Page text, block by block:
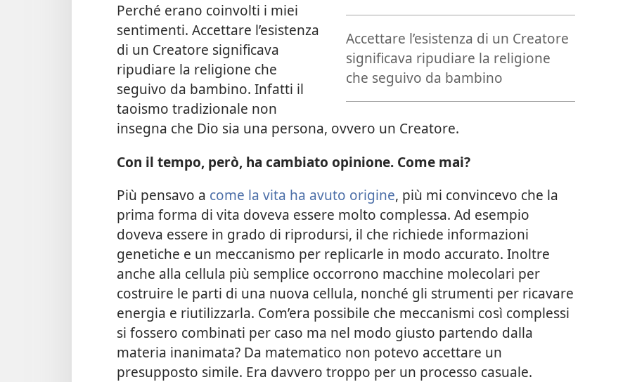
Accettare l’esistenza di un Creatore
significava ripudiare la religione
che seguivo da bambino
Perché erano coinvolti i miei
sentimenti. Accettare l’esistenza
di un Creatore significava
ripudiare la religione che
seguivo da bambino. Infatti il
taoismo tradizionale non
insegna che Dio sia una persona, ovvero un Creatore.
Con il tempo, però, ha cambiato opinione. Come mai?
Più pensavo a come la vita ha avuto origine, più mi convincevo che la
prima forma di vita doveva essere molto complessa. Ad esempio
doveva essere in grado di riprodursi, il che richiede informazioni
genetiche e un meccanismo per replicarle in modo accurato. Inoltre
anche alla cellula più semplice occorrono macchine molecolari per
costruire le parti di una nuova cellula, nonché gli strumenti per ricavare
energia e riutilizzarla. Com’era possibile che meccanismi così complessi
si fossero combinati per caso ma nel modo giusto partendo dalla
materia inanimata? Da matematico non potevo accettare un
presupposto simile. Era davvero troppo per un processo casuale.